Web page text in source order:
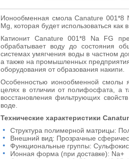
Ионообменная смола Canature 001*8
Mg, которая будет использоваться
Катионит Canature 001*8 Na FG
обрабатывает воду до состояния
системах умягчения воды в частном
а также на промышленных
оборудования от образования накипи.
Особенностью ионообменной смолы
целях в отличии от полифосфата, а
восстановления фильтрующих
воде.
Технические характеристики
Структура полимерной матрицы:
Внешний вид: Прозрачные
Функциональные группы:
Ионная форма (при доставке): Na+